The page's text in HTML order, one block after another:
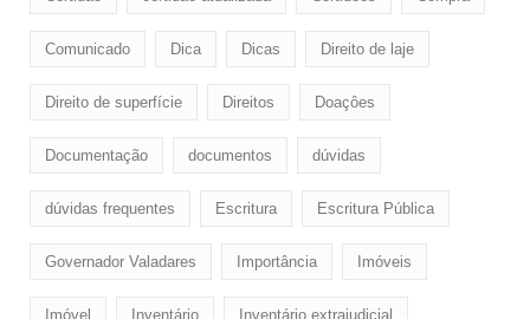
Comunicado Dica Dicas Direito de laje
Direito de superfície Direitos Doaçôes
Documentação documentos dúvidas
dúvidas frequentes Escritura Escritura Pública
Governador Valadares Importância Imóveis
Imóvel Inventário Inventário extrajudicial